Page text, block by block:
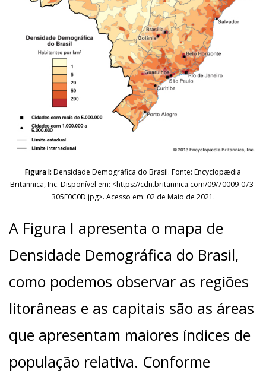
Figura I: Densidade Demográfica do Brasil. Fonte: Encyclopædia
Britannica, Inc. Disponível em: <https://cdn.britannica.com/09/70009-073-
305F0C0D.jpg>. Acesso em: 02 de Maio de 2021.
A Figura I apresenta o mapa de
Densidade Demográfica do Brasil,
como podemos observar as regiões
litorâneas e as capitais são as áreas
que apresentam maiores índices de
população relativa. Conforme